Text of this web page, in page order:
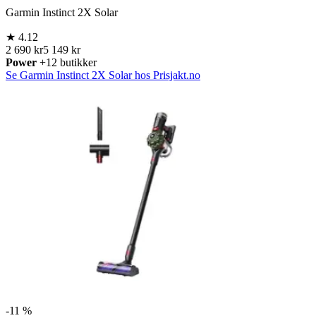
Garmin Instinct 2X Solar
★ 4.12
2 690 kr5 149 kr
Power +12 butikker
Se Garmin Instinct 2X Solar hos Prisjakt.no
-11 %